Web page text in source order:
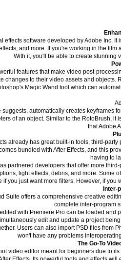
effects software developed by Adobe Inc.
and more. If you're working in the
With it, you'll be able to create stunning
features that make video post-
changes to their video assets and
Magic Wand tool which can
automatically creates keyframes
of an object. Similar to the RotoBrush,
that Adobe
already has great built-in tools, third-
bundled with After Effects, and this
having to
partnered developers that offer more
light effects, debris, and more. Some
if you just want more filters. However, if you
Inter-
Suite offers a comprehensive creative
complete inter-program
with Premiere Pro can be loaded
edit and update a project
Users can also import PSD files from
won't have any problems
The Go-To
video editor meant for beginners due to